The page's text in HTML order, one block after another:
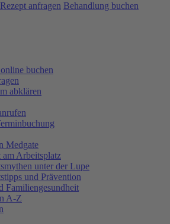
Rezept anfragen Behandlung buchen
buchen
abklären
Medgate
am Arbeitsplatz
unter der Lupe
und Prävention
Familiengesundheit
A-Z